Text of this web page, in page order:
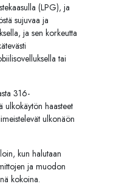
(LPG), ja
sujuvaa ja
ja sen korkeutta
tai
316-
ulkokäytön haasteet
ulkonäön
kun halutaan
ja muodon
kokoina.